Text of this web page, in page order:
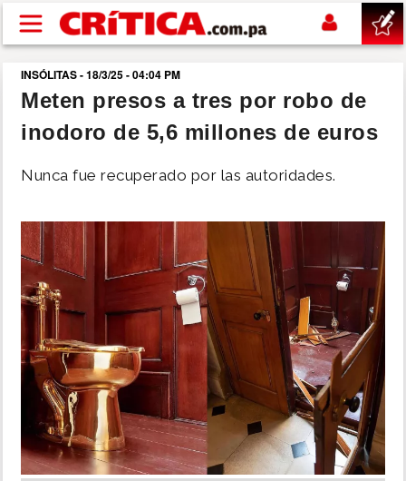
Pasar al contenido principal
buscar
SUCESOS
NACIONAL
POLÍTICA
SHOW
DEPORTES
MUNDO
INSÓLITAS
INSÓLITAS - 18/3/25 - 04:04 PM
Meten presos a tres por robo de
inodoro de 5,6 millones de euros
Nunca fue recuperado por las autoridades.